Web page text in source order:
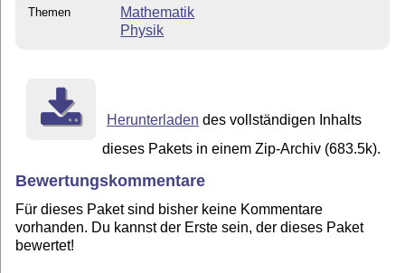
Themen
Mathematik
Physik
Herunterladen des vollständigen Inhalts
dieses Pakets in einem Zip-Archiv (683.5k).
Bewertungskommentare
Für dieses Paket sind bisher keine Kommentare
vorhanden. Du kannst der Erste sein, der dieses Paket
bewertet!